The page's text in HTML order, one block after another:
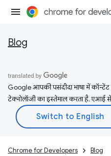
Blog
Google आपकी पसंदीदा भाषा में
टेक्नोलॉजी का इस्तेमाल करता है. एआई
Chrome for Developers Blog